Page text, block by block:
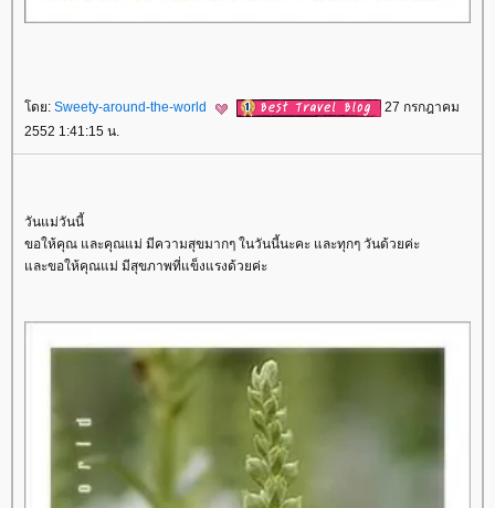
ดย: Sweety-around-the-world
27 กรกฎาคม
2552 1:41:15 น.
วันแม่วันนี้
ขอให้คุณ และคุณแม่ มีความสุขมากๆ ในวันนี้นะคะ และทุกๆ วันด้วยค่ะ
ละขอให้คุณแม่ มีสุขภาพที่แข็งแรงด้วยค่ะ